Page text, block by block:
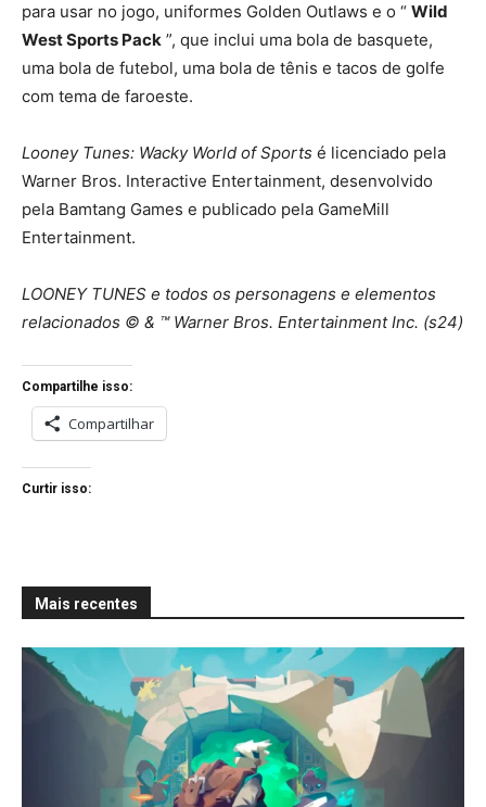
para usar no jogo, uniformes Golden Outlaws e o “ Wild
West Sports Pack ”, que inclui uma bola de basquete,
uma bola de futebol, uma bola de tênis e tacos de golfe
com tema de faroeste.
Looney Tunes: Wacky World of Sports é licenciado pela
Warner Bros. Interactive Entertainment, desenvolvido
pela Bamtang Games e publicado pela GameMill
Entertainment.
LOONEY TUNES e todos os personagens e elementos
relacionados © & ™ Warner Bros. Entertainment Inc. (s24)
Compartilhe isso:
Compartilhar
Curtir isso:
Mais recentes